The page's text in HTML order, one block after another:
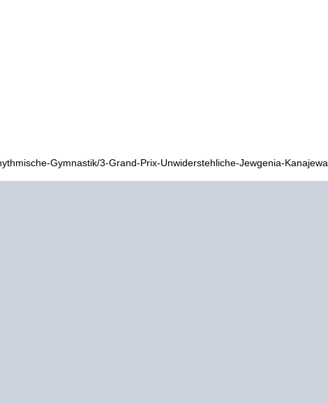
Gymnastik/3-Grand-Prix-Unwiderstehliche-Jewgenia-Kanajewa